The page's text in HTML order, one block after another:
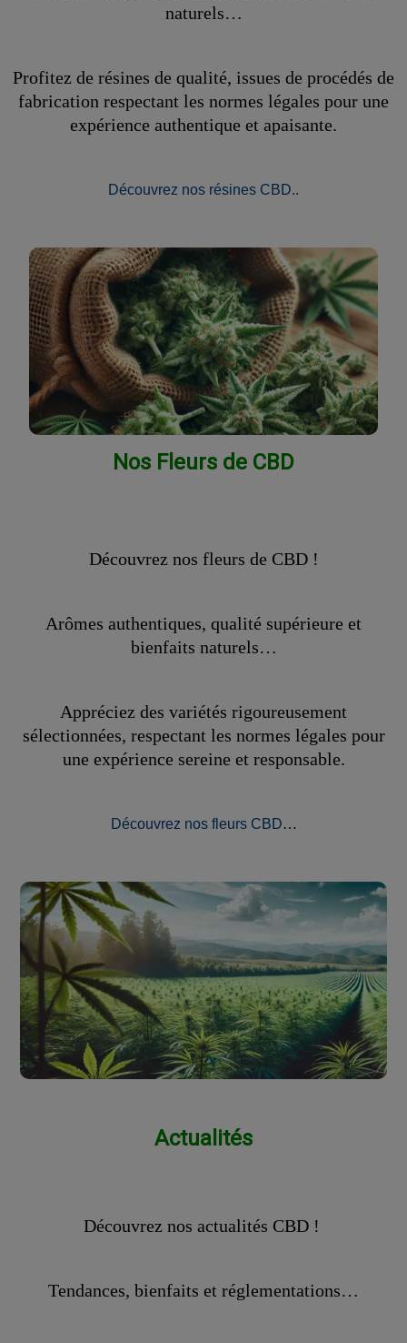
naturels…
Profitez de résines de qualité, issues de procédés de
fabrication respectant les normes légales pour une
expérience authentique et apaisante.
Découvrez nos résines CBD..
Nos Fleurs de CBD
Découvrez nos fleurs de CBD !
Arômes authentiques, qualité supérieure et
bienfaits naturels…
Appréciez des variétés rigoureusement
sélectionnées, respectant les normes légales pour
une expérience sereine et responsable.
Découvrez nos fleurs CBD…
Actualités
Découvrez nos actualités CBD !
Tendances, bienfaits et réglementations…